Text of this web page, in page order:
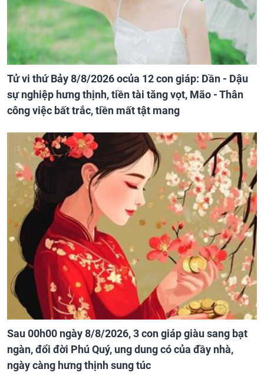
Tử vi thứ Bảy 8/8/2026 ocủa 12 con giáp: Dần - Dậu
sự nghiệp hưng thịnh, tiền tài tăng vọt, Mão - Thân
công việc bất trắc, tiền mất tật mang
Sau 00h00 ngày 8/8/2026, 3 con giáp giàu sang bạt
ngàn, đổi đời Phú Quý, ung dung có của đầy nhà,
ngày càng hưng thịnh sung túc